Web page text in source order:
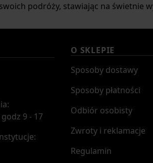
podróży, stawiając na świetnie
9 - 17
O SKLEPIE
Sposoby dostawy
Sposoby płatności
Odbiór osobisty
Zwroty i reklamacje
Regulamin